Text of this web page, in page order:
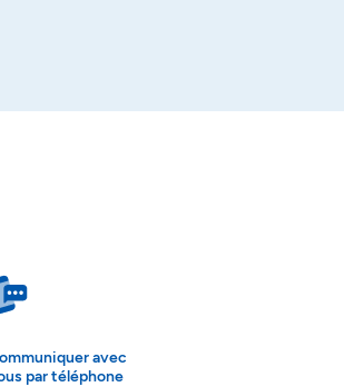
avec
par téléphone